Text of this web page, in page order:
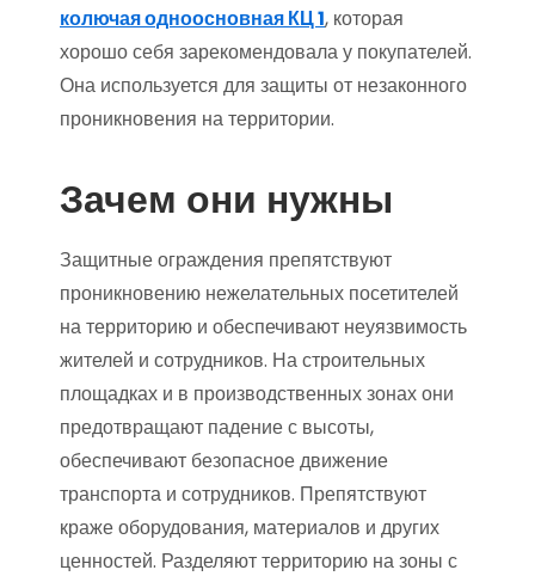
колючая одноосновная КЦ 1, которая
хорошо себя зарекомендовала у покупателей.
Она используется для защиты от незаконного
проникновения на территории.
Зачем они нужны
Защитные ограждения препятствуют
проникновению нежелательных посетителей
на территорию и обеспечивают неуязвимость
жителей и сотрудников. На строительных
площадках и в производственных зонах они
предотвращают падение с высоты,
обеспечивают безопасное движение
транспорта и сотрудников. Препятствуют
краже оборудования, материалов и других
ценностей. Разделяют территорию на зоны с